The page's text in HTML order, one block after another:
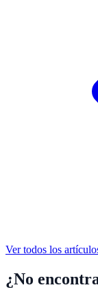
Ver todos los
¿No